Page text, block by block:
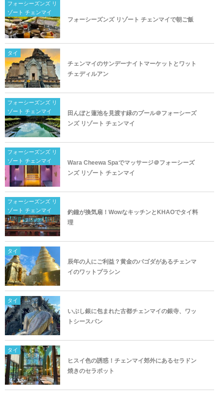
フォーシーズンズ リ
ゾート チェンマイ
フォーシーズンズ リゾート チェンマイで朝ご飯
タイ
チェンマイのサンデーナイトマーケットとワット
チェディルアン
フォーシーズンズ リ
ゾート チェンマイ
田んぼと蓮池を見渡す緑のプール＠フォーシーズ
ンズ リゾート チェンマイ
フォーシーズンズ リ
ゾート チェンマイ
Wara Cheewa Spaでマッサージ＠フォーシーズ
ンズ リゾート チェンマイ
フォーシーズンズ リ
ゾート チェンマイ
釣鐘が換気扇！WowなキッチンとKHAOでタイ料
理
タイ
辰年の人にご利益？黄金のパゴダがあるチェンマ
イのワットプラシン
タイ
いぶし銀に包まれた古都チェンマイの銀寺、ワッ
トシースパン
タイ
ヒスイ色の誘惑！チェンマイ郊外にあるセラドン
焼きのセラポット